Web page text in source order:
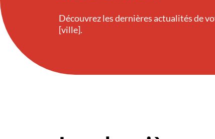
Découvrez les dernières actualités de
[ville].